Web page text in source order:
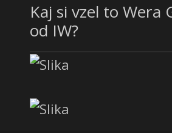
Kaj si vzel to Wera
od IW?